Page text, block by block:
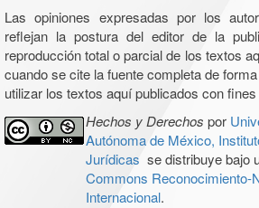
Las opiniones expresadas por los
reflejan la postura del editor de la
reproducción total o parcial de los textos
cuando se cite la fuente completa de
utilizar los textos aquí publicados con
Hechos y Derechos por
Autónoma de México,
Jurídicas se distribuye bajo
Commons Reconocimiento-
Internacional.